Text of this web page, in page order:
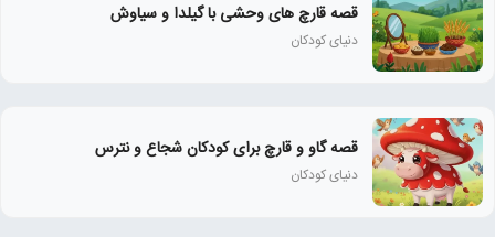
قصه قارچ های وحشی با گیلدا و سیاوش
دنیای کودکان
قصه گاو و قارچ برای کودکان شجاع و نترس
دنیای کودکان